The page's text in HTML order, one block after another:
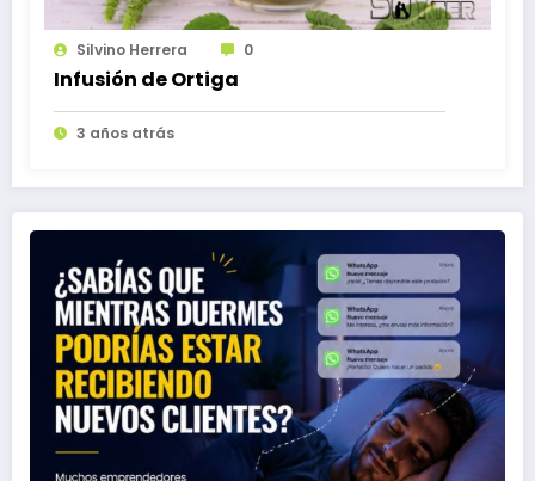
Silvino Herrera 0
Infusión de Ortiga
3 años atrás